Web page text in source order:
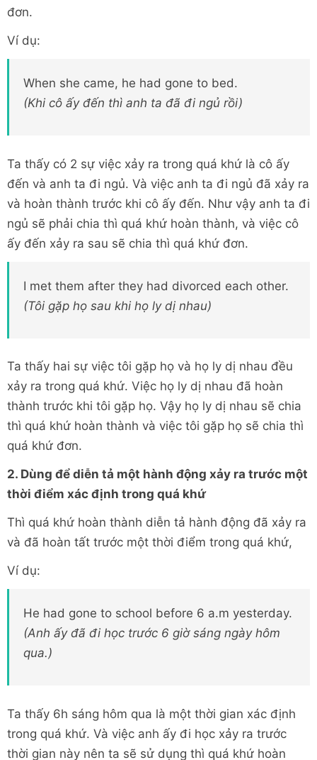
đơn.
Ví dụ:
When she came, he had gone to bed.
(Khi cô ấy đến thì anh ta đã đi ngủ rồi)
Ta thấy có 2 sự việc xảy ra trong quá khứ là cô ấy
đến và anh ta đi ngủ. Và việc anh ta đi ngủ đã xảy ra
và hoàn thành trước khi cô ấy đến. Như vậy anh ta đi
ngủ sẽ phải chia thì quá khứ hoàn thành, và việc cô
ấy đến xảy ra sau sẽ chia thì quá khứ đơn.
I met them after they had divorced each other.
(Tôi gặp họ sau khi họ ly dị nhau)
Ta thấy hai sự việc tôi gặp họ và họ ly dị nhau đều
xảy ra trong quá khứ. Việc họ ly dị nhau đã hoàn
thành trước khi tôi gặp họ. Vậy họ ly dị nhau sẽ chia
thì quá khứ hoàn thành và việc tôi gặp họ sẽ chia thì
quá khứ đơn.
2. Dùng để diễn tả một hành động xảy ra trước một
thời điểm xác định trong quá khứ
Thì quá khứ hoàn thành diễn tả hành động đã xảy ra
và đã hoàn tất trước một thời điểm trong quá khứ,
Ví dụ:
He had gone to school before 6 a.m yesterday.
(Anh ấy đã đi học trước 6 giờ sáng ngày hôm
qua.)
Ta thấy 6h sáng hôm qua là một thời gian xác định
trong quá khứ. Và việc anh ấy đi học xảy ra trước
thời gian này nên ta sẽ sử dụng thì quá khứ hoàn